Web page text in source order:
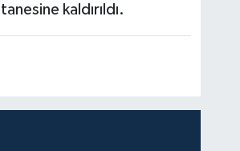
kaldırıldı.